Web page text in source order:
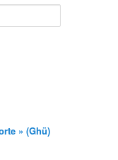
» (Ghü)